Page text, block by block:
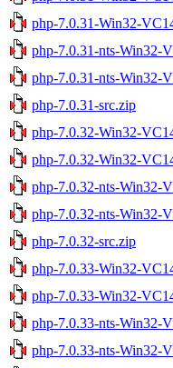
php-7.0.31-Win32-
php-7.0.31-nts-Win32-
php-7.0.31-nts-Win32-
php-7.0.31-src.zip
php-7.0.32-Win32-
php-7.0.32-Win32-
php-7.0.32-nts-Win32-
php-7.0.32-nts-Win32-
php-7.0.32-src.zip
php-7.0.33-Win32-
php-7.0.33-Win32-
php-7.0.33-nts-Win32-
php-7.0.33-nts-Win32-